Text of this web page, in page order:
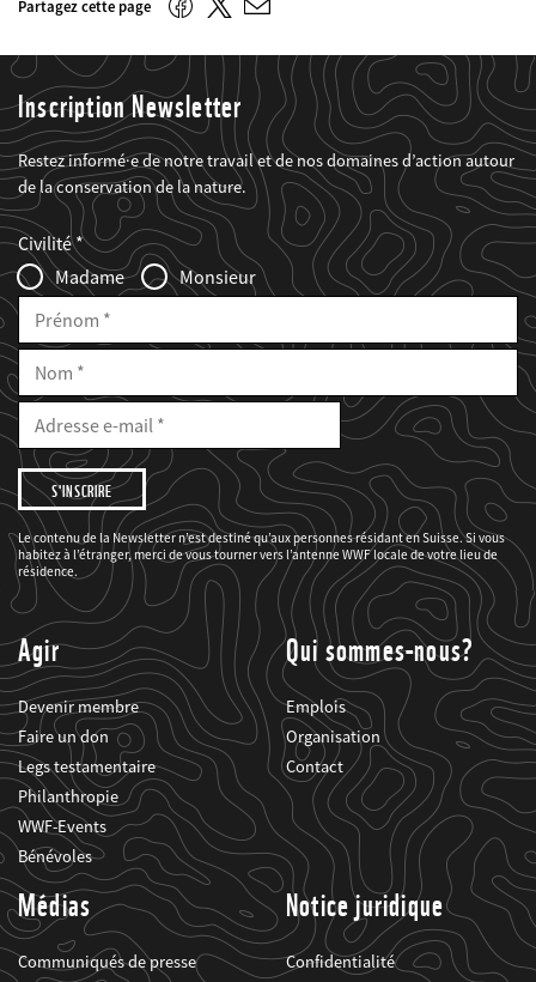
Partagez cette page FacebookTwitter
E-
Inscription Newsletter
Restez informé·e de notre travail et de nos domaines d’action autour
de la conservation de la nature.
Web2Case
Infofelder
Fieldset
anrede_name
Civilité
Madame
Monsieur
Prénom
Nom
E-
Mail
Adresse
mail
Je
souhaite
être
informé(e)
des
projets
du
WWF.
Le contenu de la Newsletter n’est destiné qu’aux personnes résidant en Suisse. Si vous
habitez à l’étranger, merci de vous tourner vers l’antenne WWF locale de votre lieu de
résidence.
Agir
Devenir membre
Faire un don
Legs testamentaire
Philanthropie
WWF-Events
Bénévoles
Qui sommes-nous?
Emplois
Organisation
Contact
Médias
Communiqués de presse
Notice juridique
Confidentialité